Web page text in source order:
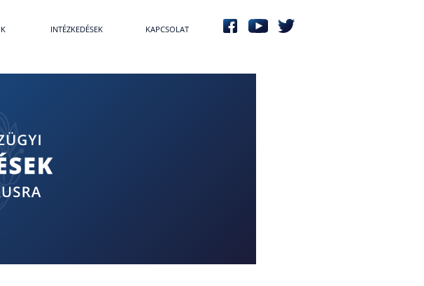
INTÉZKEDÉSEK KAPCSOLAT